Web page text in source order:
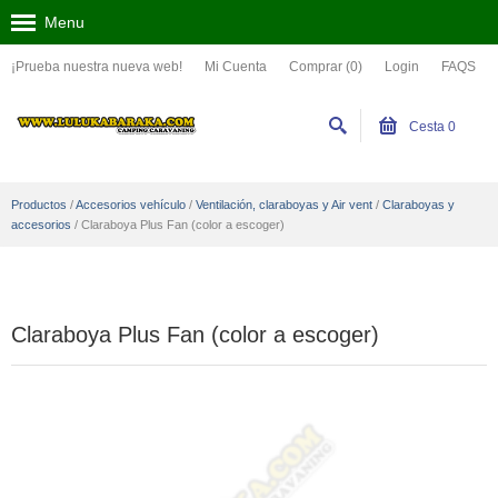
¡Prueba nuestra nueva web! Mi Cuenta Comprar (0) Login FAQS
Menu
Cesta 0
Productos /Accesorios vehículo / Ventilación, claraboyas y Air vent / Claraboyas y
accesorios / Claraboya Plus Fan (color a escoger)
Claraboya Plus Fan (color a escoger)